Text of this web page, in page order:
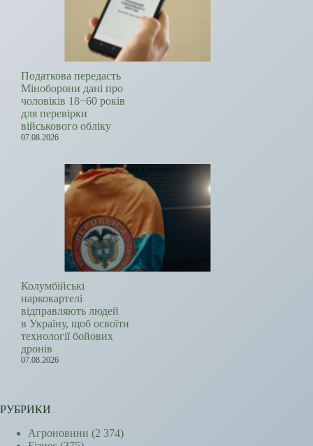
Податкова передасть
Міноборони дані про
чоловіків 18−60 років
для перевірки
військового обліку
07.08.2026
Колумбійські
наркокартелі
відправляють людей
в Україну, щоб освоїти
технології бойових
дронів
07.08.2026
РУБРИКИ
Агроновини (2 374)